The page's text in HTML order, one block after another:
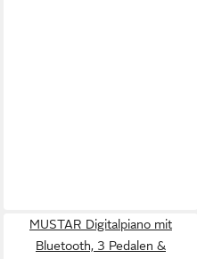
MUSTAR Digitalpiano mit
Bluetooth, 3 Pedalen &